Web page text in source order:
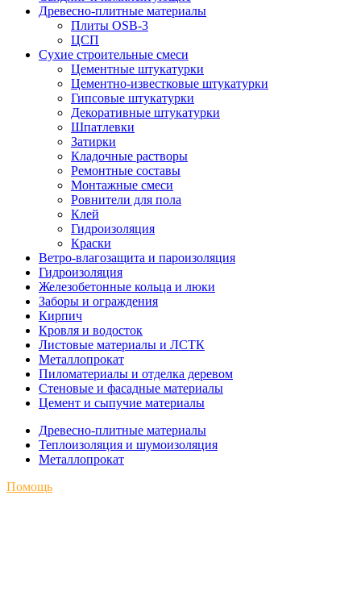
Древесно-плитные материалы
Плиты OSB-3
ЦСП
Сухие строительные смеси
Цементные штукатурки
Цементно-известковые штукатурки
Гипсовые штукатурки
Декоративные штукатурки
Шпатлевки
Затирки
Кладочные растворы
Ремонтные составы
Монтажные смеси
Ровнители для пола
Клей
Гидроизоляция
Краски
Ветро-влагозащита и пароизоляция
Гидроизоляция
Железобетонные кольца и люки
Заборы и ограждения
Кирпич
Кровля и водосток
Листовые материалы и ЛСТК
Металлопрокат
Пиломатериалы и отделка деревом
Стеновые и фасадные материалы
Цемент и сыпучие материалы
Древесно-плитные материалы
Теплоизоляция и шумоизоляция
Металлопрокат
Помощь